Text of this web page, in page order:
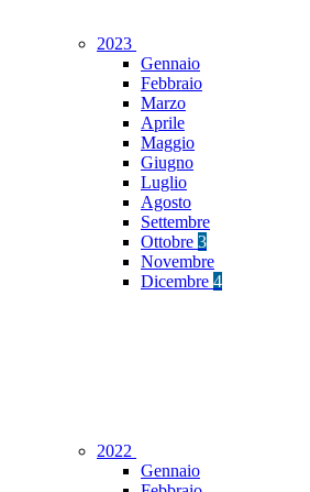
2023
Gennaio
Febbraio
Marzo
Aprile
Maggio
Giugno
Luglio
Agosto
Settembre
Ottobre 3
Novembre
Dicembre 4
2022
Gennaio